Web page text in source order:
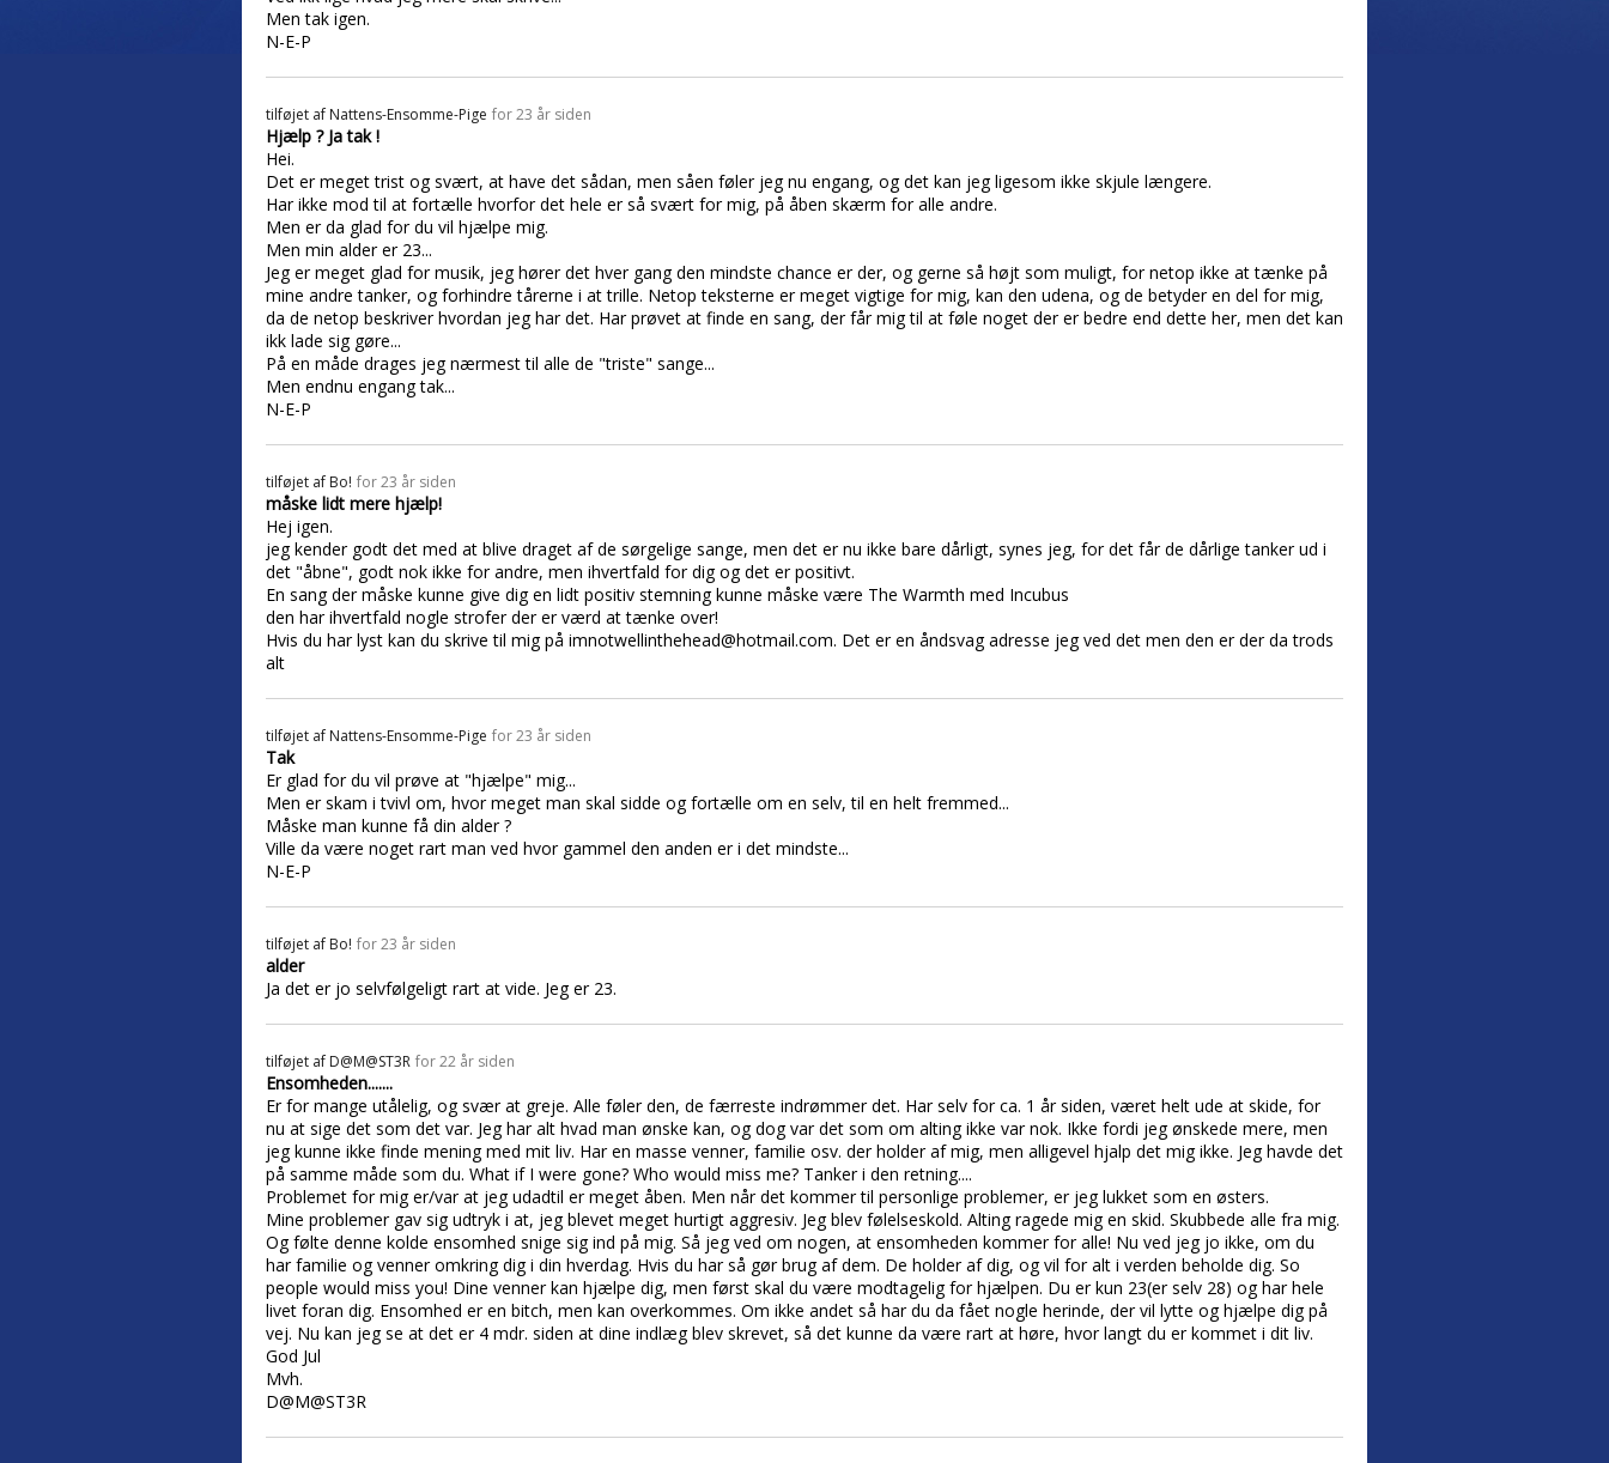
Men tak igen.
N-E-P
tilføjet af Nattens-Ensomme-Pige for 23 år siden
Hjælp ? Ja tak !
Hei.
Det er meget trist og svært, at have det sådan, men såen føler jeg nu engang, og det kan jeg ligesom ikke skjule længere.
Har ikke mod til at fortælle hvorfor det hele er så svært for mig, på åben skærm for alle andre.
Men er da glad for du vil hjælpe mig.
Men min alder er 23...
Jeg er meget glad for musik, jeg hører det hver gang den mindste chance er der, og gerne så højt som muligt, for netop ikke at tænke på
mine andre tanker, og forhindre tårerne i at trille. Netop teksterne er meget vigtige for mig, kan den udena, og de betyder en del for mig,
da de netop beskriver hvordan jeg har det. Har prøvet at finde en sang, der får mig til at føle noget der er bedre end dette her, men det kan
ikk lade sig gøre...
På en måde drages jeg nærmest til alle de "triste" sange...
Men endnu engang tak...
N-E-P
tilføjet af Bo! for 23 år siden
måske lidt mere hjælp!
Hej igen.
jeg kender godt det med at blive draget af de sørgelige sange, men det er nu ikke bare dårligt, synes jeg, for det får de dårlige tanker ud i
det "åbne", godt nok ikke for andre, men ihvertfald for dig og det er positivt.
En sang der måske kunne give dig en lidt positiv stemning kunne måske være The Warmth med Incubus
den har ihvertfald nogle strofer der er værd at tænke over!
Hvis du har lyst kan du skrive til mig på imnotwellinthehead@hotmail.com. Det er en åndsvag adresse jeg ved det men den er der da trods
alt
tilføjet af Nattens-Ensomme-Pige for 23 år siden
Tak
Er glad for du vil prøve at "hjælpe" mig...
Men er skam i tvivl om, hvor meget man skal sidde og fortælle om en selv, til en helt fremmed...
Måske man kunne få din alder ?
Ville da være noget rart man ved hvor gammel den anden er i det mindste...
N-E-P
tilføjet af Bo! for 23 år siden
alder
Ja det er jo selvfølgeligt rart at vide. Jeg er 23.
tilføjet af D@M@ST3R for 22 år siden
Ensomheden.......
Er for mange utålelig, og svær at greje. Alle føler den, de færreste indrømmer det. Har selv for ca. 1 år siden, været helt ude at skide, for
nu at sige det som det var. Jeg har alt hvad man ønske kan, og dog var det som om alting ikke var nok. Ikke fordi jeg ønskede mere, men
jeg kunne ikke finde mening med mit liv. Har en masse venner, familie osv. der holder af mig, men alligevel hjalp det mig ikke. Jeg havde det
på samme måde som du. What if I were gone? Who would miss me? Tanker i den retning....
Problemet for mig er/var at jeg udadtil er meget åben. Men når det kommer til personlige problemer, er jeg lukket som en østers.
Mine problemer gav sig udtryk i at, jeg blevet meget hurtigt aggresiv. Jeg blev følelseskold. Alting ragede mig en skid. Skubbede alle fra mig.
Og følte denne kolde ensomhed snige sig ind på mig. Så jeg ved om nogen, at ensomheden kommer for alle! Nu ved jeg jo ikke, om du
har familie og venner omkring dig i din hverdag. Hvis du har så gør brug af dem. De holder af dig, og vil for alt i verden beholde dig. So
people would miss you! Dine venner kan hjælpe dig, men først skal du være modtagelig for hjælpen. Du er kun 23(er selv 28) og har hele
livet foran dig. Ensomhed er en bitch, men kan overkommes. Om ikke andet så har du da fået nogle herinde, der vil lytte og hjælpe dig på
vej. Nu kan jeg se at det er 4 mdr. siden at dine indlæg blev skrevet, så det kunne da være rart at høre, hvor langt du er kommet i dit liv.
God Jul
Mvh.
D@M@ST3R